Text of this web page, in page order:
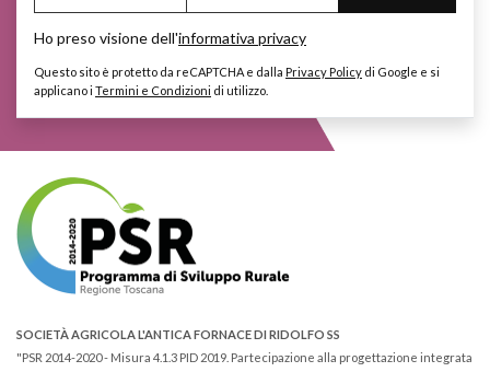
Ho preso visione dell'informativa privacy
Questo sito è protetto da reCAPTCHA e dalla Privacy Policy di Google e si
applicano i Termini e Condizioni di utilizzo.
SOCIETÀ AGRICOLA L'ANTICA FORNACE DI RIDOLFO SS
"PSR 2014-2020 - Misura 4.1.3 PID 2019. Partecipazione alla progettazione integrata